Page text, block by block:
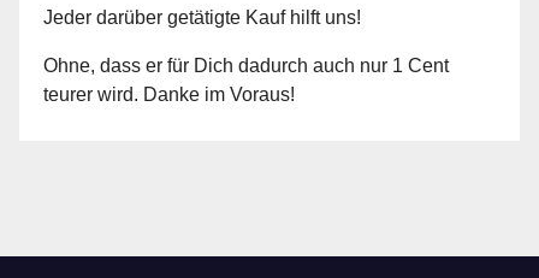
Jeder darüber getätigte Kauf hilft uns!
Ohne, dass er für Dich dadurch auch nur 1 Cent
teurer wird. Danke im Voraus!